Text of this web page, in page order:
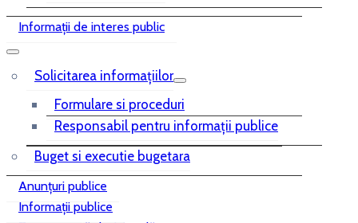
Informații de interes public
Solicitarea informațiilor
Formulare si proceduri
Responsabil pentru informații publice
Buget si executie bugetara
Anunțuri publice
Informații publice